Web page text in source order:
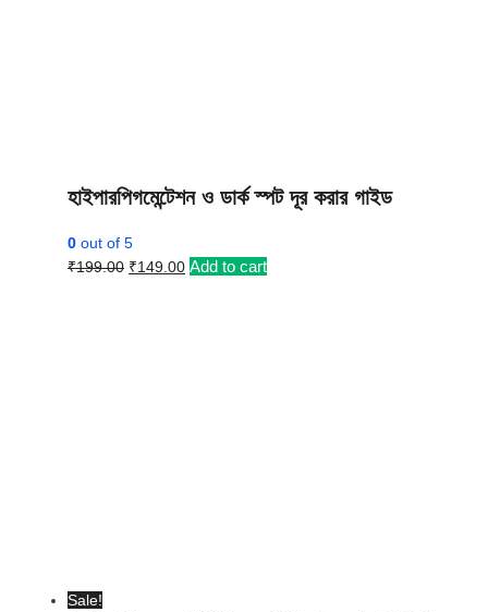
হাইপারপিগমেন্টেশন ও ডার্ক স্পট দূর করার গাইড
0 out of 5
₹199.00 Original
₹149.00Current
Add to cart
Sale!